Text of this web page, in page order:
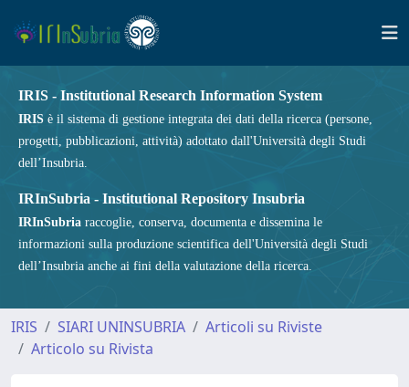
IRIS - Institutional Research Information System
IRIS è il sistema di gestione integrata dei dati della ricerca (persone,
progetti, pubblicazioni, attività) adottato dall'Università degli Studi
dell’Insubria.
IRInSubria - Institutional Repository Insubria
IRInSubria raccoglie, conserva, documenta e dissemina le
informazioni sulla produzione scientifica dell'Università degli Studi
dell’Insubria anche ai fini della valutazione della ricerca.
IRIS SIARI UNINSUBRIA
Articoli su Riviste
Articolo su Rivista